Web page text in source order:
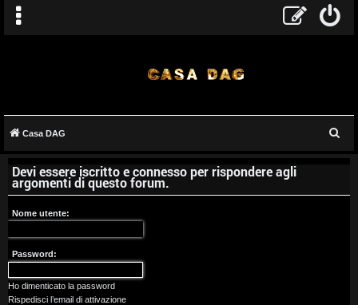
r
g
o
m
e
Casa DAG
Devi essere iscritto e connesso per rispondere agli
argomenti di questo forum.
Nome utente:
Password:
Ho dimenticato la password
Rispedisci l’email di attivazione